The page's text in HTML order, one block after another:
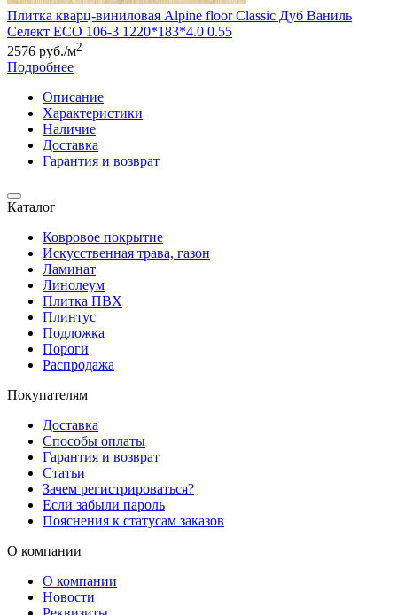
Плитка кварц-виниловая Alpine floor Classic Дуб Ваниль
Селект ЕСО 106-3 1220*183*4.0 0.55
2576 руб./м2
Подробнее
Описание
Характеристики
Наличие
Доставка
Гарантия и возврат
Каталог
Ковровое покрытие
Искусственная трава, газон
Ламинат
Линолеум
Плитка ПВХ
Плинтус
Подложка
Пороги
Распродажа
Покупателям
Доставка
Способы оплаты
Гарантия и возврат
Статьи
Зачем регистрироваться?
Если забыли пароль
Пояснения к статусам заказов
О компании
О компании
Новости